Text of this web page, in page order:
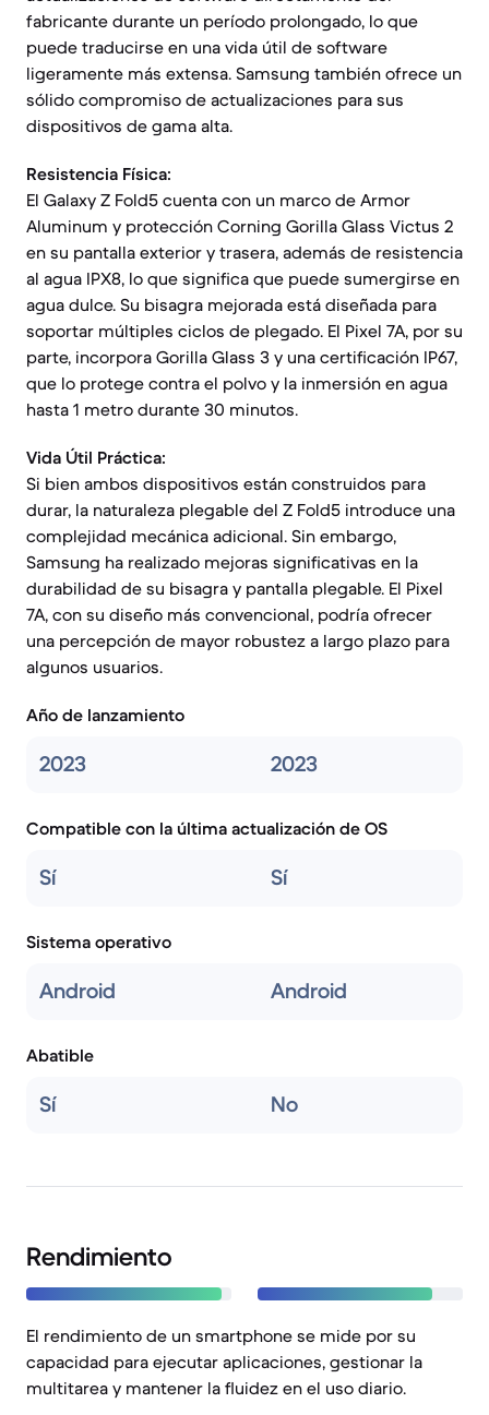
fabricante durante un período prolongado, lo que
puede traducirse en una vida útil de software
ligeramente más extensa. Samsung también ofrece un
sólido compromiso de actualizaciones para sus
dispositivos de gama alta.
Resistencia Física:
El Galaxy Z Fold5 cuenta con un marco de Armor
Aluminum y protección Corning Gorilla Glass Victus 2
en su pantalla exterior y trasera, además de resistencia
al agua IPX8, lo que significa que puede sumergirse en
agua dulce. Su bisagra mejorada está diseñada para
soportar múltiples ciclos de plegado. El Pixel 7A, por su
parte, incorpora Gorilla Glass 3 y una certificación IP67,
que lo protege contra el polvo y la inmersión en agua
hasta 1 metro durante 30 minutos.
Vida Útil Práctica:
Si bien ambos dispositivos están construidos para
durar, la naturaleza plegable del Z Fold5 introduce una
complejidad mecánica adicional. Sin embargo,
Samsung ha realizado mejoras significativas en la
durabilidad de su bisagra y pantalla plegable. El Pixel
7A, con su diseño más convencional, podría ofrecer
una percepción de mayor robustez a largo plazo para
algunos usuarios.
Año de lanzamiento
2023 2023
Compatible con la última actualización de OS
Sí Sí
Sistema operativo
Android Android
Abatible
Sí No
Rendimiento
El rendimiento de un smartphone se mide por su
capacidad para ejecutar aplicaciones, gestionar la
multitarea y mantener la fluidez en el uso diario.